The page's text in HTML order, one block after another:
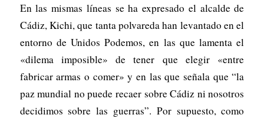
En las mismas líneas se ha expresado el alcalde de
Cádiz, Kichi, que tanta polvareda han levantado en el
entorno de Unidos Podemos, en las que lamenta el
«dilema imposible» de tener que elegir «entre
fabricar armas o comer» y en las que señala que “la
paz mundial no puede recaer sobre Cádiz ni nosotros
decidimos sobre las guerras”. Por supuesto, como